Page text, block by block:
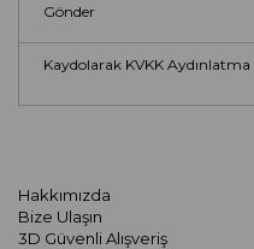
Hakkımızda
Bize Ulaşın
3D Güvenli Alışveriş
Gönder
Kaydolarak KVKK